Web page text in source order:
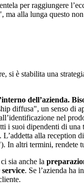
per raggiungere
alla lunga questo
si è stabilita una
dell’azienda.
diffusa", un senso di
nel
i suoi dipendenti di
alla
In altri termini,
sia anche la
. Se l’azienda ha